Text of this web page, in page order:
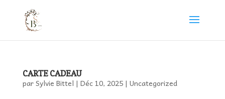
CARTE CADEAU
parSylvie Bittel | Déc 10, 2025| Uncategorized